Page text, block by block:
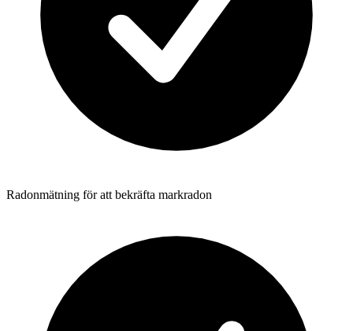
Radonmätning för att bekräfta markradon